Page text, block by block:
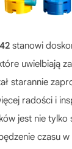
stanowi
uwielbiają
starannie
radości i
jest nie
czasu